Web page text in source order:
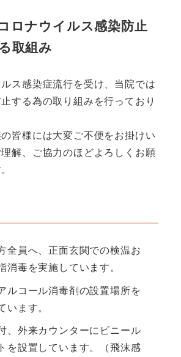
ロナウイルス感染防止
取組み
ス感染症流行を受け、当院では
する為の取り組みを行っており
皆様には大変ご不便をお掛けい
解、ご協力のほどよろしくお願
全員へ、正面玄関での検温お
消毒を実施しています。
ルコール消毒剤の設置場所を
います。
、外来カウンターにビニール
を設置しています。（飛沫感